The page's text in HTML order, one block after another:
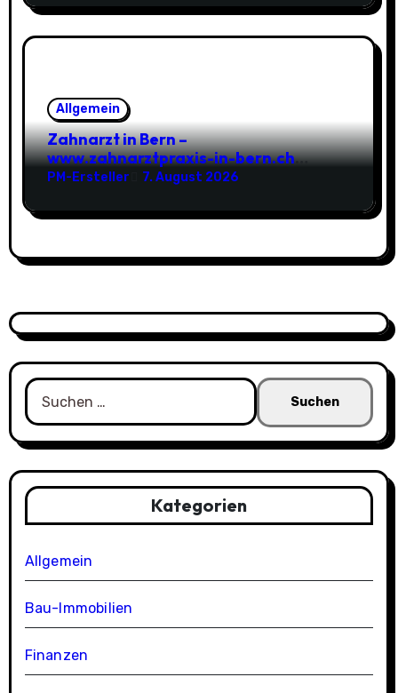
Allgemein
Zahnarzt in Bern –
www.zahnarztpraxis-in-bern.ch
Zahnarztpraxis
PM-Ersteller 7. August 2026
Suchen
nach:
Kategorien
Allgemein
Bau-Immobilien
Finanzen